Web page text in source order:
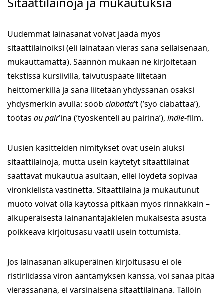
Uudemmat lainasanat voivat jäädä myös
sitaattilainoiksi (eli lainataan vieras sana sellaisenaan,
mukauttamatta). Säännön mukaan ne kirjoitetaan
tekstissä kursiivilla, taivutuspääte liitetään
heittomerkillä ja sana liitetään yhdyssanan osaksi
yhdysmerkin avulla: sööb ciabatta’t (’syö ciabattaa’),
töötas au pair’ina (’työskenteli au pairina’), indie-film.
Uusien käsitteiden nimitykset ovat usein aluksi
sitaattilainoja, mutta usein käytetyt sitaattilainat
saattavat mukautua asultaan, ellei löydetä sopivaa
vironkielistä vastinetta. Sitaattilaina ja mukautunut
muoto voivat olla käytössä pitkään myös rinnakkain –
alkuperäisestä lainanantajakielen mukaisesta asusta
poikkeava kirjoitusasu vaatii usein tottumista.
Jos lainasanan alkuperäinen kirjoitusasu ei ole
ristiriidassa viron ääntämyksen kanssa, voi sanaa pitää
vierassanana, ei varsinaisena sitaattilainana. Tällöin